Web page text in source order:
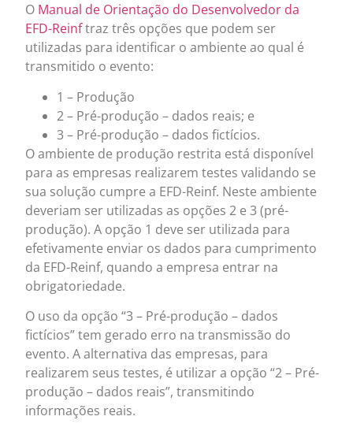
O Manual de Orientação do Desenvolvedor da
EFD-Reinftraz três opções que podem ser
utilizadas para identificar o ambiente ao qual é
transmitido o evento:
1 – Produção
2 – Pré-produção – dados reais; e
3 – Pré-produção – dados fictícios.
O ambiente de produção restrita está disponível
para as empresas realizarem testes validando se
sua solução cumpre a EFD-Reinf. Neste ambiente
deveriam ser utilizadas as opções 2 e 3 (pré-
produção). A opção 1 deve ser utilizada para
efetivamente enviar os dados para cumprimento
da EFD-Reinf, quando a empresa entrar na
obrigatoriedade.
O uso da opção “3 – Pré-produção – dados
fictícios” tem gerado erro na transmissão do
evento. A alternativa das empresas, para
realizarem seus testes, é utilizar a opção “2 – Pré-
produção – dados reais”, transmitindo
informações reais.